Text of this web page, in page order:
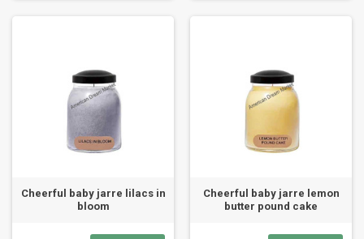
Cheerful baby jarre lilacs in
bloom
Cheerful baby jarre lemon
butter pound cake